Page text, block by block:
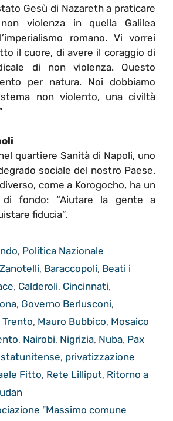
Gesù di Nazareth a praticare
violenza in quella Galilea
romano. Vi vorrei
il cuore, di avere il coraggio di
di non violenza. Questo
per natura. Noi dobbiamo
non violento, una civiltà
quartiere Sanità di Napoli, uno
sociale del nostro Paese.
come a Korogocho, ha un
fondo: “Aiutare la gente a
fiducia”.
, Politica Nazionale
, Baraccopoli, Beati i
, Calderoli, Cincinnati,
, Governo Berlusconi,
Trento, Mauro Bubbico, Mosaico
, Nairobi, Nigrizia, Nuba, Pax
, privatizzazione
Fitto, Rete Lilliput, Ritorno a
"Massimo comune